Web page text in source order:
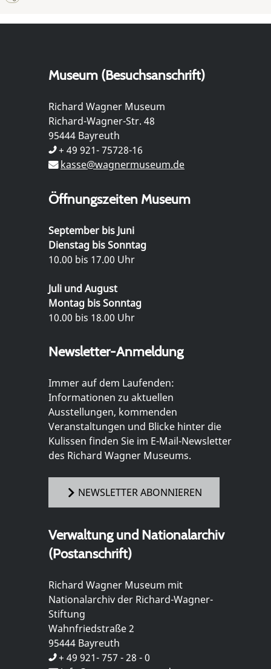
Museum (Besuchsanschrift)
Richard Wagner Museum
Richard-Wagner-Str. 48
95444 Bayreuth
+ 49 921- 75728-16
kasse@wagnermuseum.de
Öffnungszeiten Museum
September bis Juni
Dienstag bis Sonntag
10.00 bis 17.00 Uhr
Juli und August
Montag bis Sonntag
10.00 bis 18.00 Uhr
Newsletter-Anmeldung
Immer auf dem Laufenden:
Informationen zu aktuellen
Ausstellungen, kommenden
Veranstaltungen und Blicke hinter die
Kulissen finden Sie im E-Mail-Newsletter
des Richard Wagner Museums.
NEWSLETTER ABONNIEREN
Verwaltung und Nationalarchiv
(Postanschrift)
Richard Wagner Museum mit
Nationalarchiv der Richard-Wagner-
Stiftung
Wahnfriedstraße 2
95444 Bayreuth
+ 49 921- 757 - 28 - 0